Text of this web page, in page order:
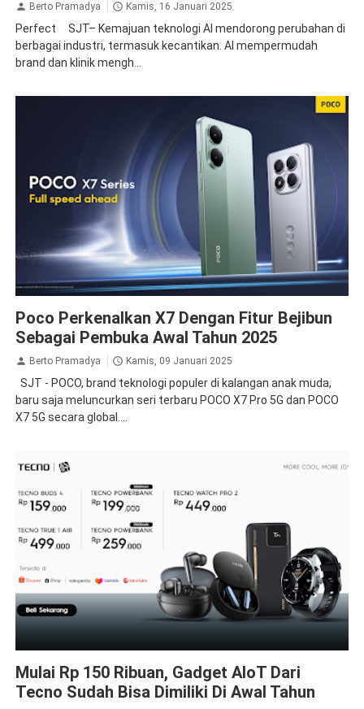
Berto Pramadya Kamis, 16 Januari 2025
Perfect SJT– Kemajuan teknologi AI mendorong perubahan di
berbagai industri, termasuk kecantikan. AI mempermudah
brand dan klinik mengh...
Poco Perkenalkan X7 Dengan Fitur Bejibun
Sebagai Pembuka Awal Tahun 2025
Berto Pramadya Kamis, 09 Januari 2025
SJT - POCO, brand teknologi populer di kalangan anak muda,
baru saja meluncurkan seri terbaru POCO X7 Pro 5G dan POCO
X7 5G secara global....
Mulai Rp 150 Ribuan, Gadget AloT Dari
Tecno Sudah Bisa Dimiliki Di Awal Tahun